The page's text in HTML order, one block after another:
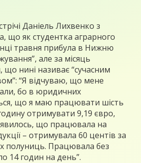
Даніель Лихвенко з
що як студентка аграрного
травня прибула в Нижню
але за місяць
що нині називає “сучасним
“Я відчуваю, що мене
бо в юридичних
що я маю працювати шість
отримувати 9,19 євро,
що працювала на
– отримувала 60 центів за
полуниць. Працювала без
14 годин на день”.